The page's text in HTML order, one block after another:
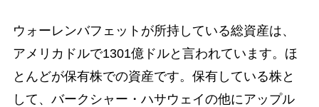
ウォーレンバフェットが所持している総資産は、
アメリカドルで1301億ドルと言われています。ほ
とんどが保有株での資産です。保有している株と
して、バークシャー・ハサウェイの他にアップル